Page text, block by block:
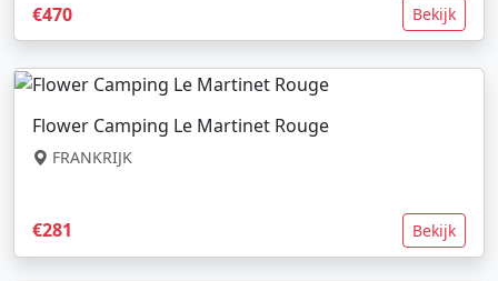
€470 Bekijk
Flower Camping Le Martinet Rouge
FRANKRIJK
€281 Bekijk